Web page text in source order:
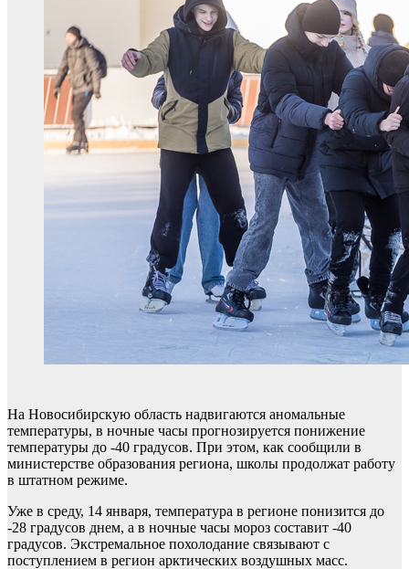
На Новосибирскую область надвигаются аномальные
температуры, в ночные часы прогнозируется понижение
температуры до -40 градусов. При этом, как сообщили в
министерстве образования региона, школы продолжат работу
в штатном режиме.
Уже в среду, 14 января, температура в регионе понизится до
-28 градусов днем, а в ночные часы мороз составит -40
градусов. Экстремальное похолодание связывают с
поступлением в регион арктических воздушных масс.